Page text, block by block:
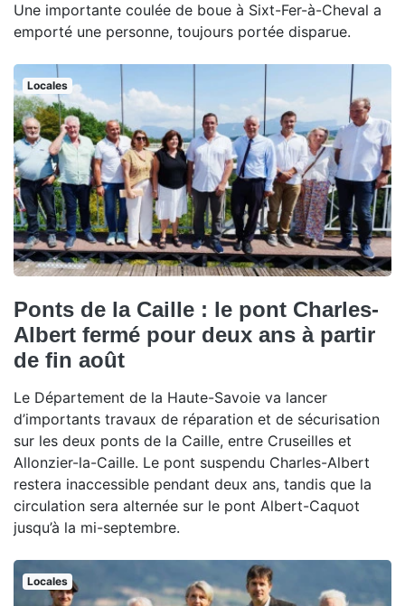
Une importante coulée de boue à Sixt-Fer-à-Cheval a
emporté une personne, toujours portée disparue.
Locales
Ponts de la Caille : le pont Charles-
Albert fermé pour deux ans à partir
de fin août
Le Département de la Haute-Savoie va lancer
d’importants travaux de réparation et de sécurisation
sur les deux ponts de la Caille, entre Cruseilles et
Allonzier-la-Caille. Le pont suspendu Charles-Albert
restera inaccessible pendant deux ans, tandis que la
circulation sera alternée sur le pont Albert-Caquot
jusqu’à la mi-septembre.
Locales